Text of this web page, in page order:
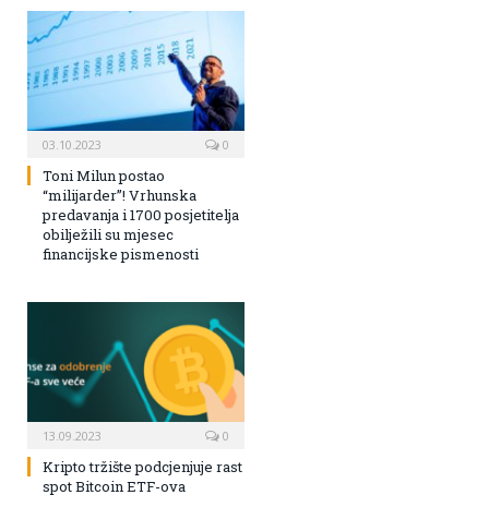
03.10.2023 0
Toni Milun postao
“milijarder”! Vrhunska
predavanja i 1700 posjetitelja
obilježili su mjesec
financijske pismenosti
13.09.2023 0
Kripto tržište podcjenjuje rast
spot Bitcoin ETF-ova